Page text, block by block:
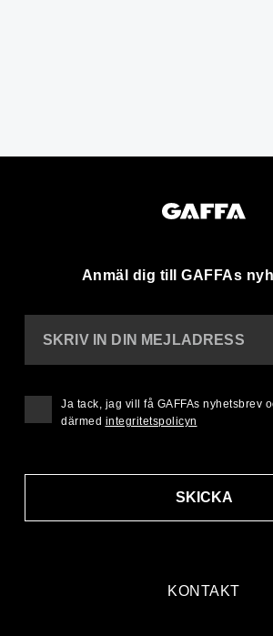
Anmäl dig till GAFFAs
KONTAKT
SKRIV IN DIN MEJLADRESS
SKICKA
Ja tack, jag vill få GAFFAs nyhetsbrev
därmed integritetspolicyn